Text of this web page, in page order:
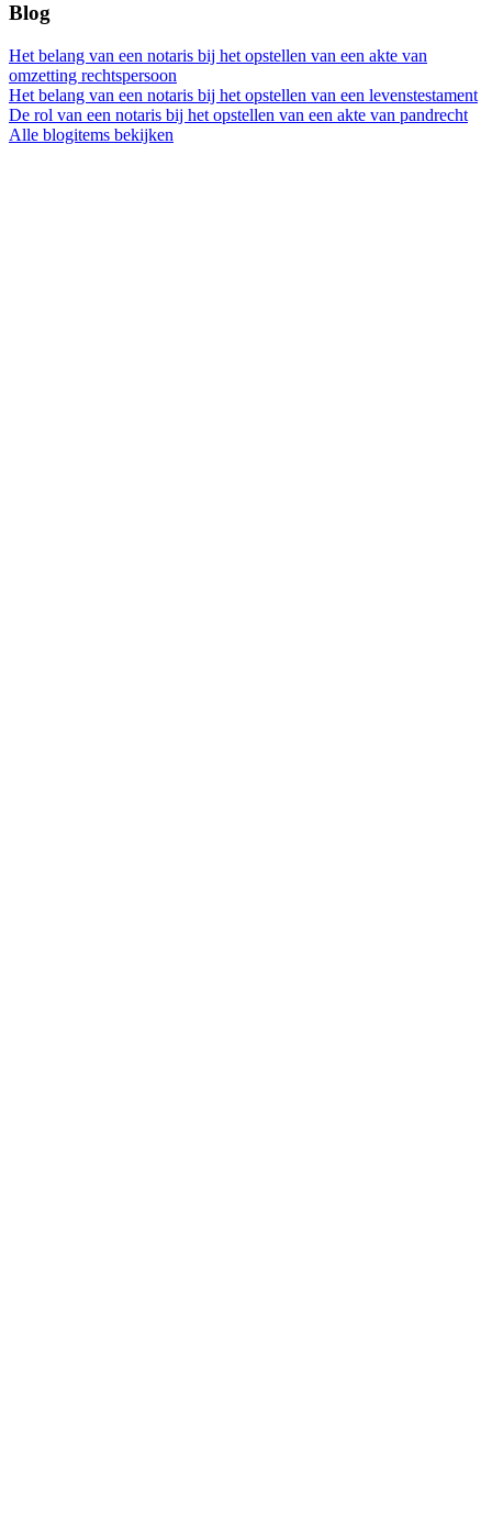
Blog
Het belang van een notaris bij het opstellen van een akte van
omzetting rechtspersoon
Het belang van een notaris bij het opstellen van een levenstestament
De rol van een notaris bij het opstellen van een akte van pandrecht
Alle blogitems bekijken